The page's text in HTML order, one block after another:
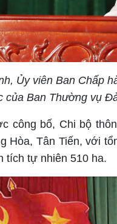
Ủy viên Ban Chấp
của Ban Thường vụ
công bố, Chi bộ thôn
Hòa, Tân Tiến, với
tích tự nhiên 510 ha.